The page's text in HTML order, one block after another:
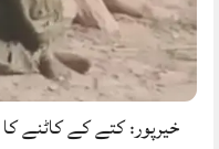
خیرپور: کتے کے کاٹنے